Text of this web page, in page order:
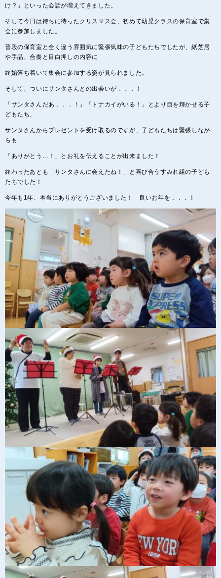
け？」といった会話が増えてきました。
そして今日は待ちに待ったクリスマス会、初めて幼児クラスの保育室で集
会に参加しました。
普段の保育室と全く違う雰囲気に緊張気味の子どもたちでしたが、紙芝居
や手品、合奏と目白押しの内容に
終始落ち着いて集会に参加する姿が見られました。
そして、ついにサンタさんとの出会いが．．．！
「サンタさんだあ．．．！」「トナカイがいる！」とより目を輝かせる子
どもたち、
サンタさんからプレゼントを受け取るのですが、子どもたちは緊張しなが
らも
「ありがとう…！」とお礼を伝えることが出来ました！
終わったあとも「サンタさんに会えたね！」と喜び合うすみれ組の子ども
たちでした！
今年も1年、本当にありがとうございました！ 良いお年を．．．！